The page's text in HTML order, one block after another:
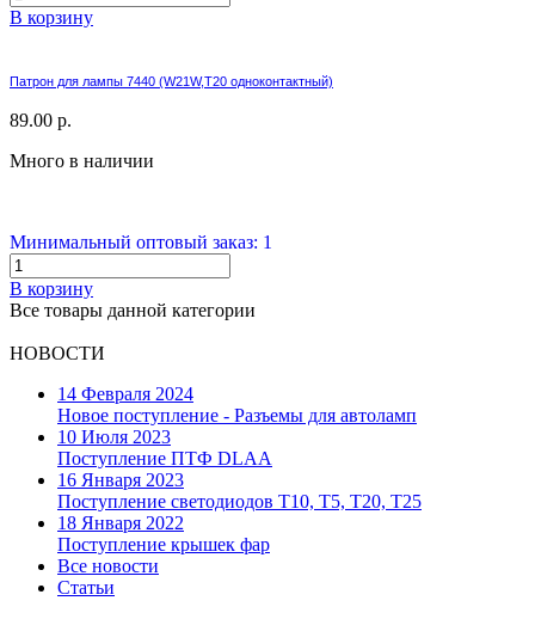
В корзину
Патрон для лампы 7440 (W21W,T20 одноконтактный)
89.00 р.
Много в наличии
Минимальный оптовый заказ: 1
В корзину
Все товары данной категории
НОВОСТИ
14 Февраля 2024
Новое поступление - Разъемы для автоламп
10 Июля 2023
Поступление ПТФ DLAA
16 Января 2023
Поступление светодиодов T10, T5, T20, T25
18 Января 2022
Поступление крышек фар
Все новости
Статьи